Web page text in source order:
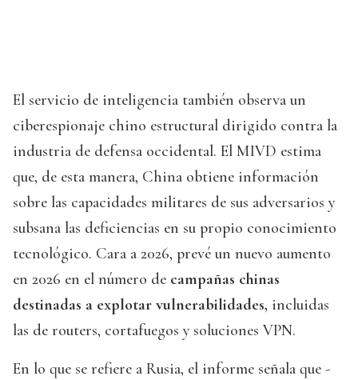
El servicio de inteligencia también observa un
ciberespionaje chino estructural dirigido contra la
industria de defensa occidental. El MIVD estima
que, de esta manera, China obtiene información
sobre las capacidades militares de sus adversarios y
subsana las deficiencias en su propio conocimiento
tecnológico. Cara a 2026, prevé un nuevo aumento
en 2026 en el número de campañas chinas
destinadas a explotar vulnerabilidades, incluidas
las de routers, cortafuegos y soluciones VPN.
En lo que se refiere a Rusia, el informe señala que -